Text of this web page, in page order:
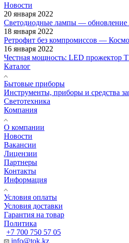
Новости
20 января 2022
Светодиодные лампы — обновление
18 января 2022
Ретрофит без компромиссов —
16 января 2022
Честная мощность: LED прожектор
Каталог
Бытовые приборы
Инструменты, приборы и средства
Светотехника
Компания
О компании
Новости
Вакансии
Лицензии
Партнеры
Контакты
Информация
Условия оплаты
Условия доставки
Гарантия на товар
Политика
+7 700 750 57 05
info@tok.kz